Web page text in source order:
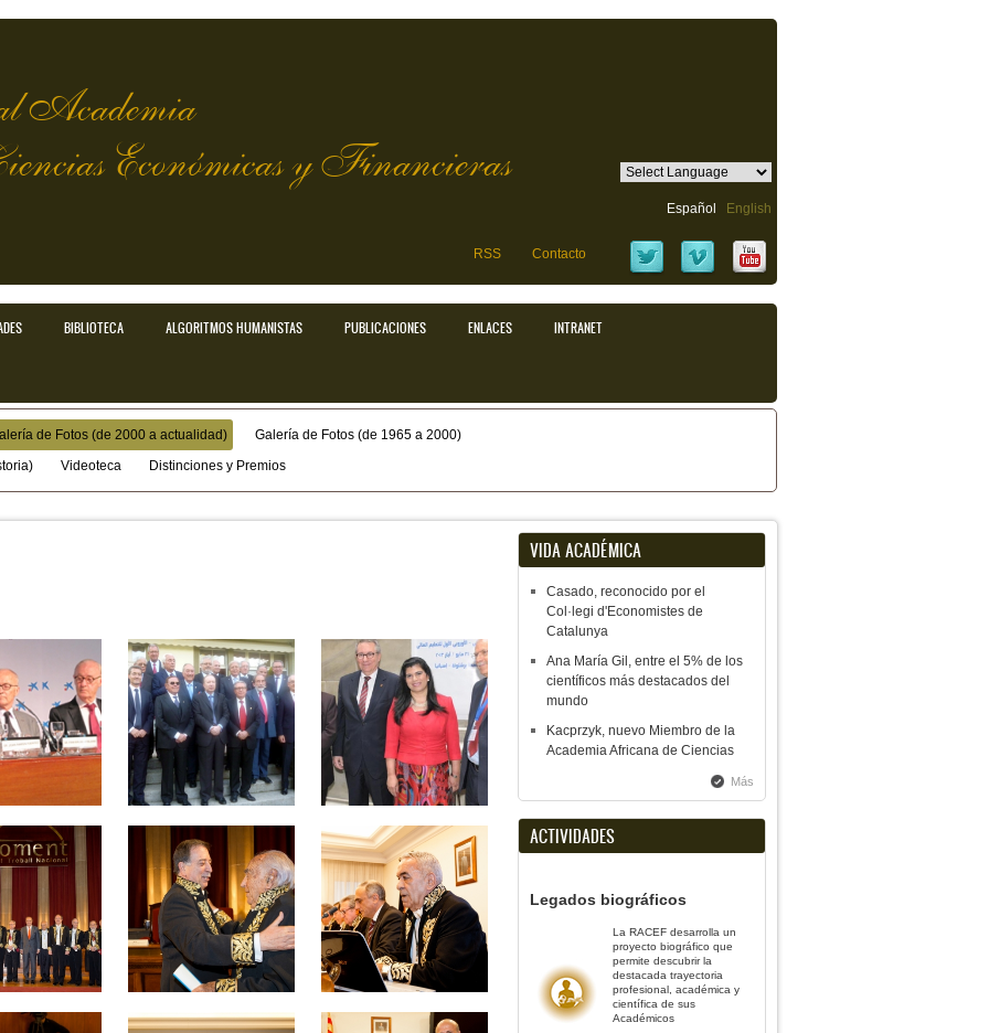
Academia
Económicas y Financieras
Español English
RSS Contacto
BIBLIOTECA ALGORITMOS HUMANISTAS PUBLICACIONES ENLACES INTRANET
de Fotos (de 2000 a actualidad)
Galería de Fotos (de 1965 a 2000)
Videoteca Distinciones y Premios
VIDA ACADÉMICA
Casado, reconocido por el
Col·legi d'Economistes de
Catalunya
Ana María Gil, entre el 5% de los
científicos más destacados del
mundo
Kacprzyk, nuevo Miembro de la
Academia Africana de Ciencias
Más
ACTIVIDADES
Legados biográficos
La RACEF desarrolla un
proyecto biográfico que
permite descubrir la
destacada trayectoria
profesional, académica y
científica de sus
Académicos